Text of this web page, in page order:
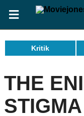
Kritik
THE